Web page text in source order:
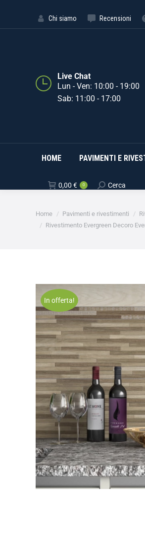
Chi siamo Recensioni
Live Chat
Lun - Ven: 10:00 - 19:00
Sab: 11:00 - 17:00
HOME PAVIMENTI E
0,00 € 0 Cerca
Tu sei qui:
Home Pavimenti e rivestimenti
Rivestimento Evergreen Decoro
In offerta!
HOME